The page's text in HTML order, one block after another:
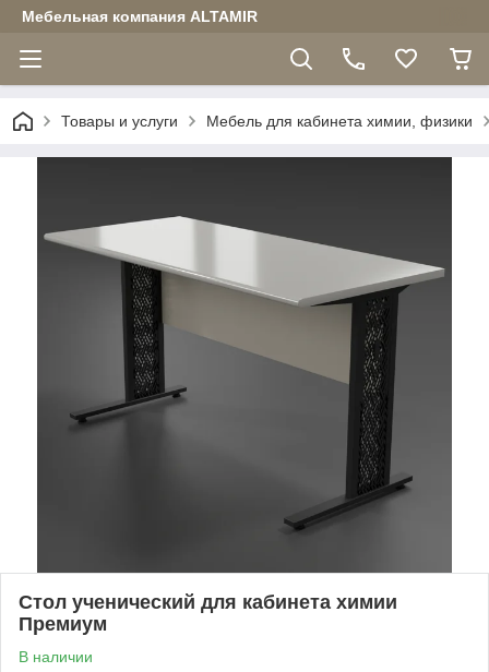
Мебельная компания ALTAMIR
Товары и услуги Мебель для кабинета химии, физики
Стол ученический для кабинета химии
Премиум
В наличии